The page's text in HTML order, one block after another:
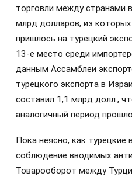
торговли между странами
млрд долларов, из
пришлось на турецкий
13-е место среди
данным Ассамблеи
турецкого экспорта в
составил 1,1 млрд долл.,
аналогичный период
Пока неясно, как турецкие
соблюдение вводимых
Товарооборот между